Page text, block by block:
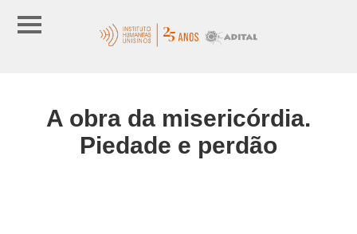
A obra da misericórdia.
Piedade e perdão